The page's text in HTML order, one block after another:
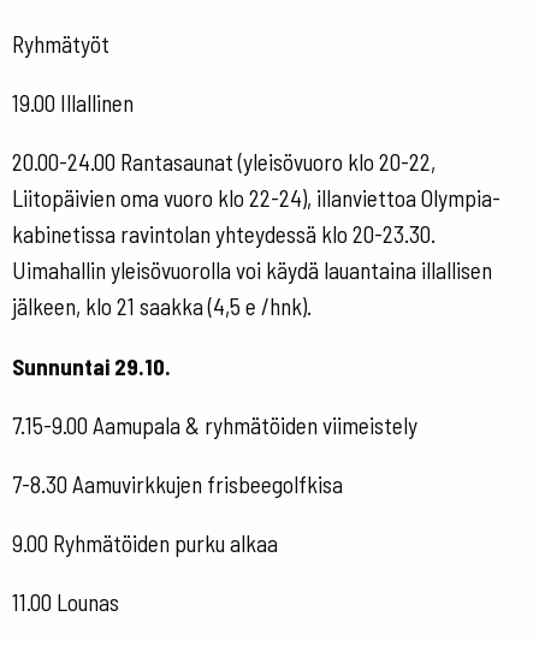
Ryhmätyöt
19.00 Illallinen
20.00-24.00 Rantasaunat (yleisövuoro klo 20-22,
Liitopäivien oma vuoro klo 22-24), illanviettoa Olympia-
kabinetissa ravintolan yhteydessä klo 20-23.30.
Uimahallin yleisövuorolla voi käydä lauantaina illallisen
jälkeen, klo 21 saakka (4,5 e /hnk).
Sunnuntai 29.10.
7.15-9.00 Aamupala & ryhmätöiden viimeistely
7-8.30 Aamuvirkkujen frisbeegolfkisa
9.00 Ryhmätöiden purku alkaa
11.00 Lounas